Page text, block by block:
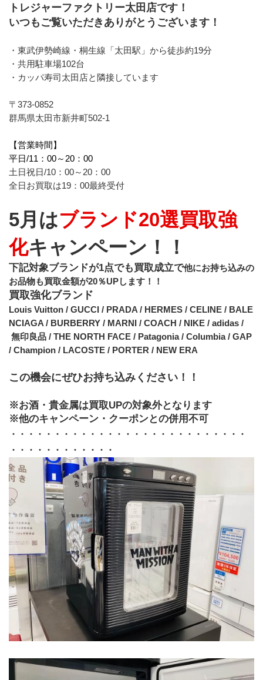
トレジャーファクトリー太田店です！
いつもご覧いただきありがとうございます！
・東武伊勢崎線・桐生線「太田駅」から徒歩約19分
・共用駐車場102台
・カッパ寿司太田店と隣接しています
〒373-0852
群馬県太田市新井町502-1
【営業時間】
平日/11：00～20：00
土日祝日/10：00～20：00
全日お買取は19：00最終受付
5月はブランド20選買取強
化キャンペーン！！
下記対象ブランドが1点でも買取成立で他にお持ち込みの
お品物も買取金額が20％UPします！！
買取強化ブランド
Louis Vuitton / GUCCI / PRADA / HERMES / CELINE / BALE
NCIAGA / BURBERRY / MARNI / COACH / NIKE / adidas /
/ Champion / LACOSTE / PORTER / NEW ERA
この機会にぜひお持ち込みください！！
※お酒・貴金属は買取UPの対象外となります
※他のキャンペーン・クーポンとの併用不可
・・・・・・・・・・・・・・・・・・・・・・・・・・・
・・・・・・・・・・・・